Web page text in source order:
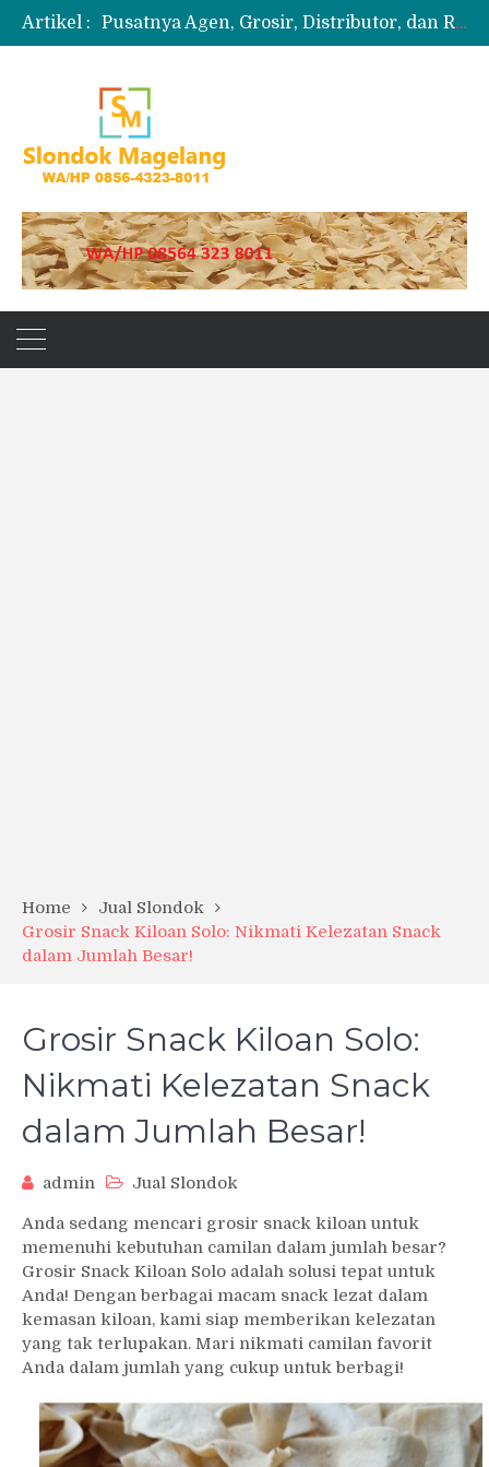
Artikel :
Pusatnya Agen, Grosir, Distributor, dan Reseller Puyur Koin
Produksi Slondok
Jual Puyur Koin Mentah 1 Ball 5 kg
Home
Jual Slondok
Grosir Snack Kiloan Solo: Nikmati Kelezatan Snack
dalam Jumlah Besar!
Grosir Snack Kiloan Solo:
Nikmati Kelezatan Snack
dalam Jumlah Besar!
admin Jual Slondok
Anda sedang mencari grosir snack kiloan untuk
memenuhi kebutuhan camilan dalam jumlah besar?
Grosir Snack Kiloan Solo adalah solusi tepat untuk
Anda! Dengan berbagai macam snack lezat dalam
kemasan kiloan, kami siap memberikan kelezatan
yang tak terlupakan. Mari nikmati camilan favorit
Anda dalam jumlah yang cukup untuk berbagi!